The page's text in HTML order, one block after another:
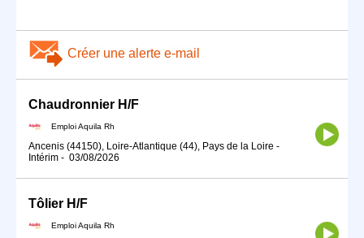
Créer une alerte e-mail
Chaudronnier H/F
Emploi Aquila Rh
Ancenis (44150), Loire-Atlantique (44), Pays de la Loire -
Intérim - 03/08/2026
Tôlier H/F
Emploi Aquila Rh